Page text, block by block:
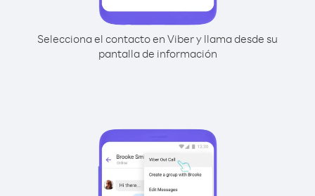
Selecciona el contacto en Viber y llama desde su
pantalla de información